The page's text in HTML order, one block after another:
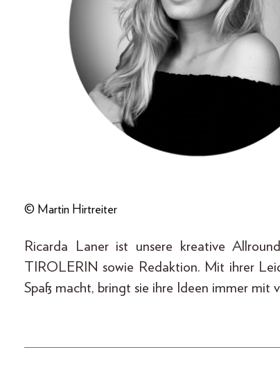
© Martin Hirtreiter
Ricarda Laner ist unsere kreative
TIROLERIN sowie Redaktion. Mit ihrer
Spaß macht, bringt sie ihre Ideen immer mit